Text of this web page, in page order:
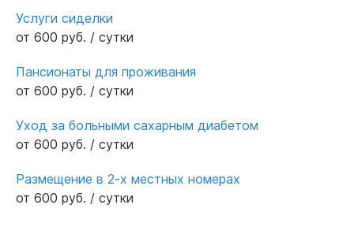
Услуги сиделки
от 600 руб. / сутки
Пансионаты для проживания
от 600 руб. / сутки
Уход за больными сахарным диабетом
от 600 руб. / сутки
Размещение в 2-х местных номерах
от 600 руб. / сутки